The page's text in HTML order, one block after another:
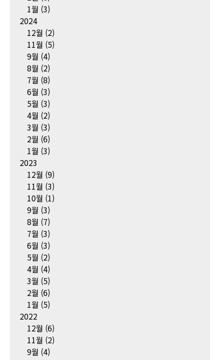
1월 (3)
2024
12월 (2)
11월 (5)
9월 (4)
8월 (2)
7월 (8)
6월 (3)
5월 (3)
4월 (2)
3월 (3)
2월 (6)
1월 (3)
2023
12월 (9)
11월 (3)
10월 (1)
9월 (3)
8월 (7)
7월 (3)
6월 (3)
5월 (2)
4월 (4)
3월 (5)
2월 (6)
1월 (5)
2022
12월 (6)
11월 (2)
9월 (4)